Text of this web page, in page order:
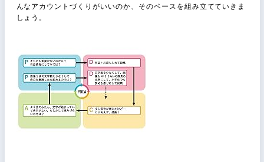
んなアカウントづくりがいいのか、そのベースを組み立てていきま
しょう。